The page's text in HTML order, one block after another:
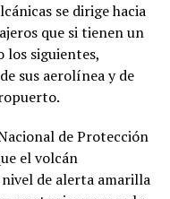
se dirige hacia
que si tienen un
los siguientes,
sus aerolínea y de
de Protección
el volcán
de alerta amarilla